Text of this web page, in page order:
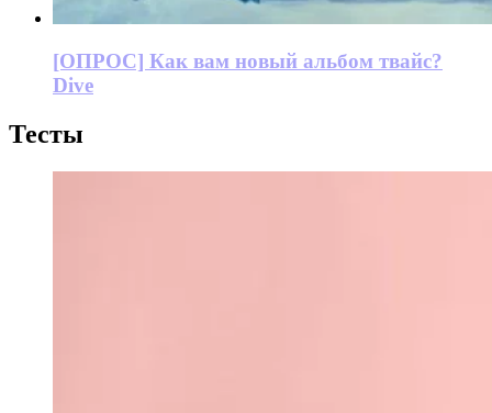
[ОПРОС] Как вам новый альбом твайс?
Dive
Тесты